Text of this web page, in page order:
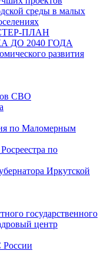
среды в малых
ПЛАН
ДО 2040 ГОДА
развития
СВО
по Маломерным
по
Иркутской
государственного
центр
России